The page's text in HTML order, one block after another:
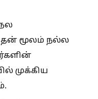
மூலம் நல்ல
முக்கிய